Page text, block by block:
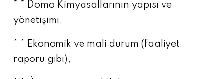
* * Domo Kimyasallarının yapısı ve
yönetişimi,
* * Ekonomik ve mali durum (faaliyet
raporu gibi),